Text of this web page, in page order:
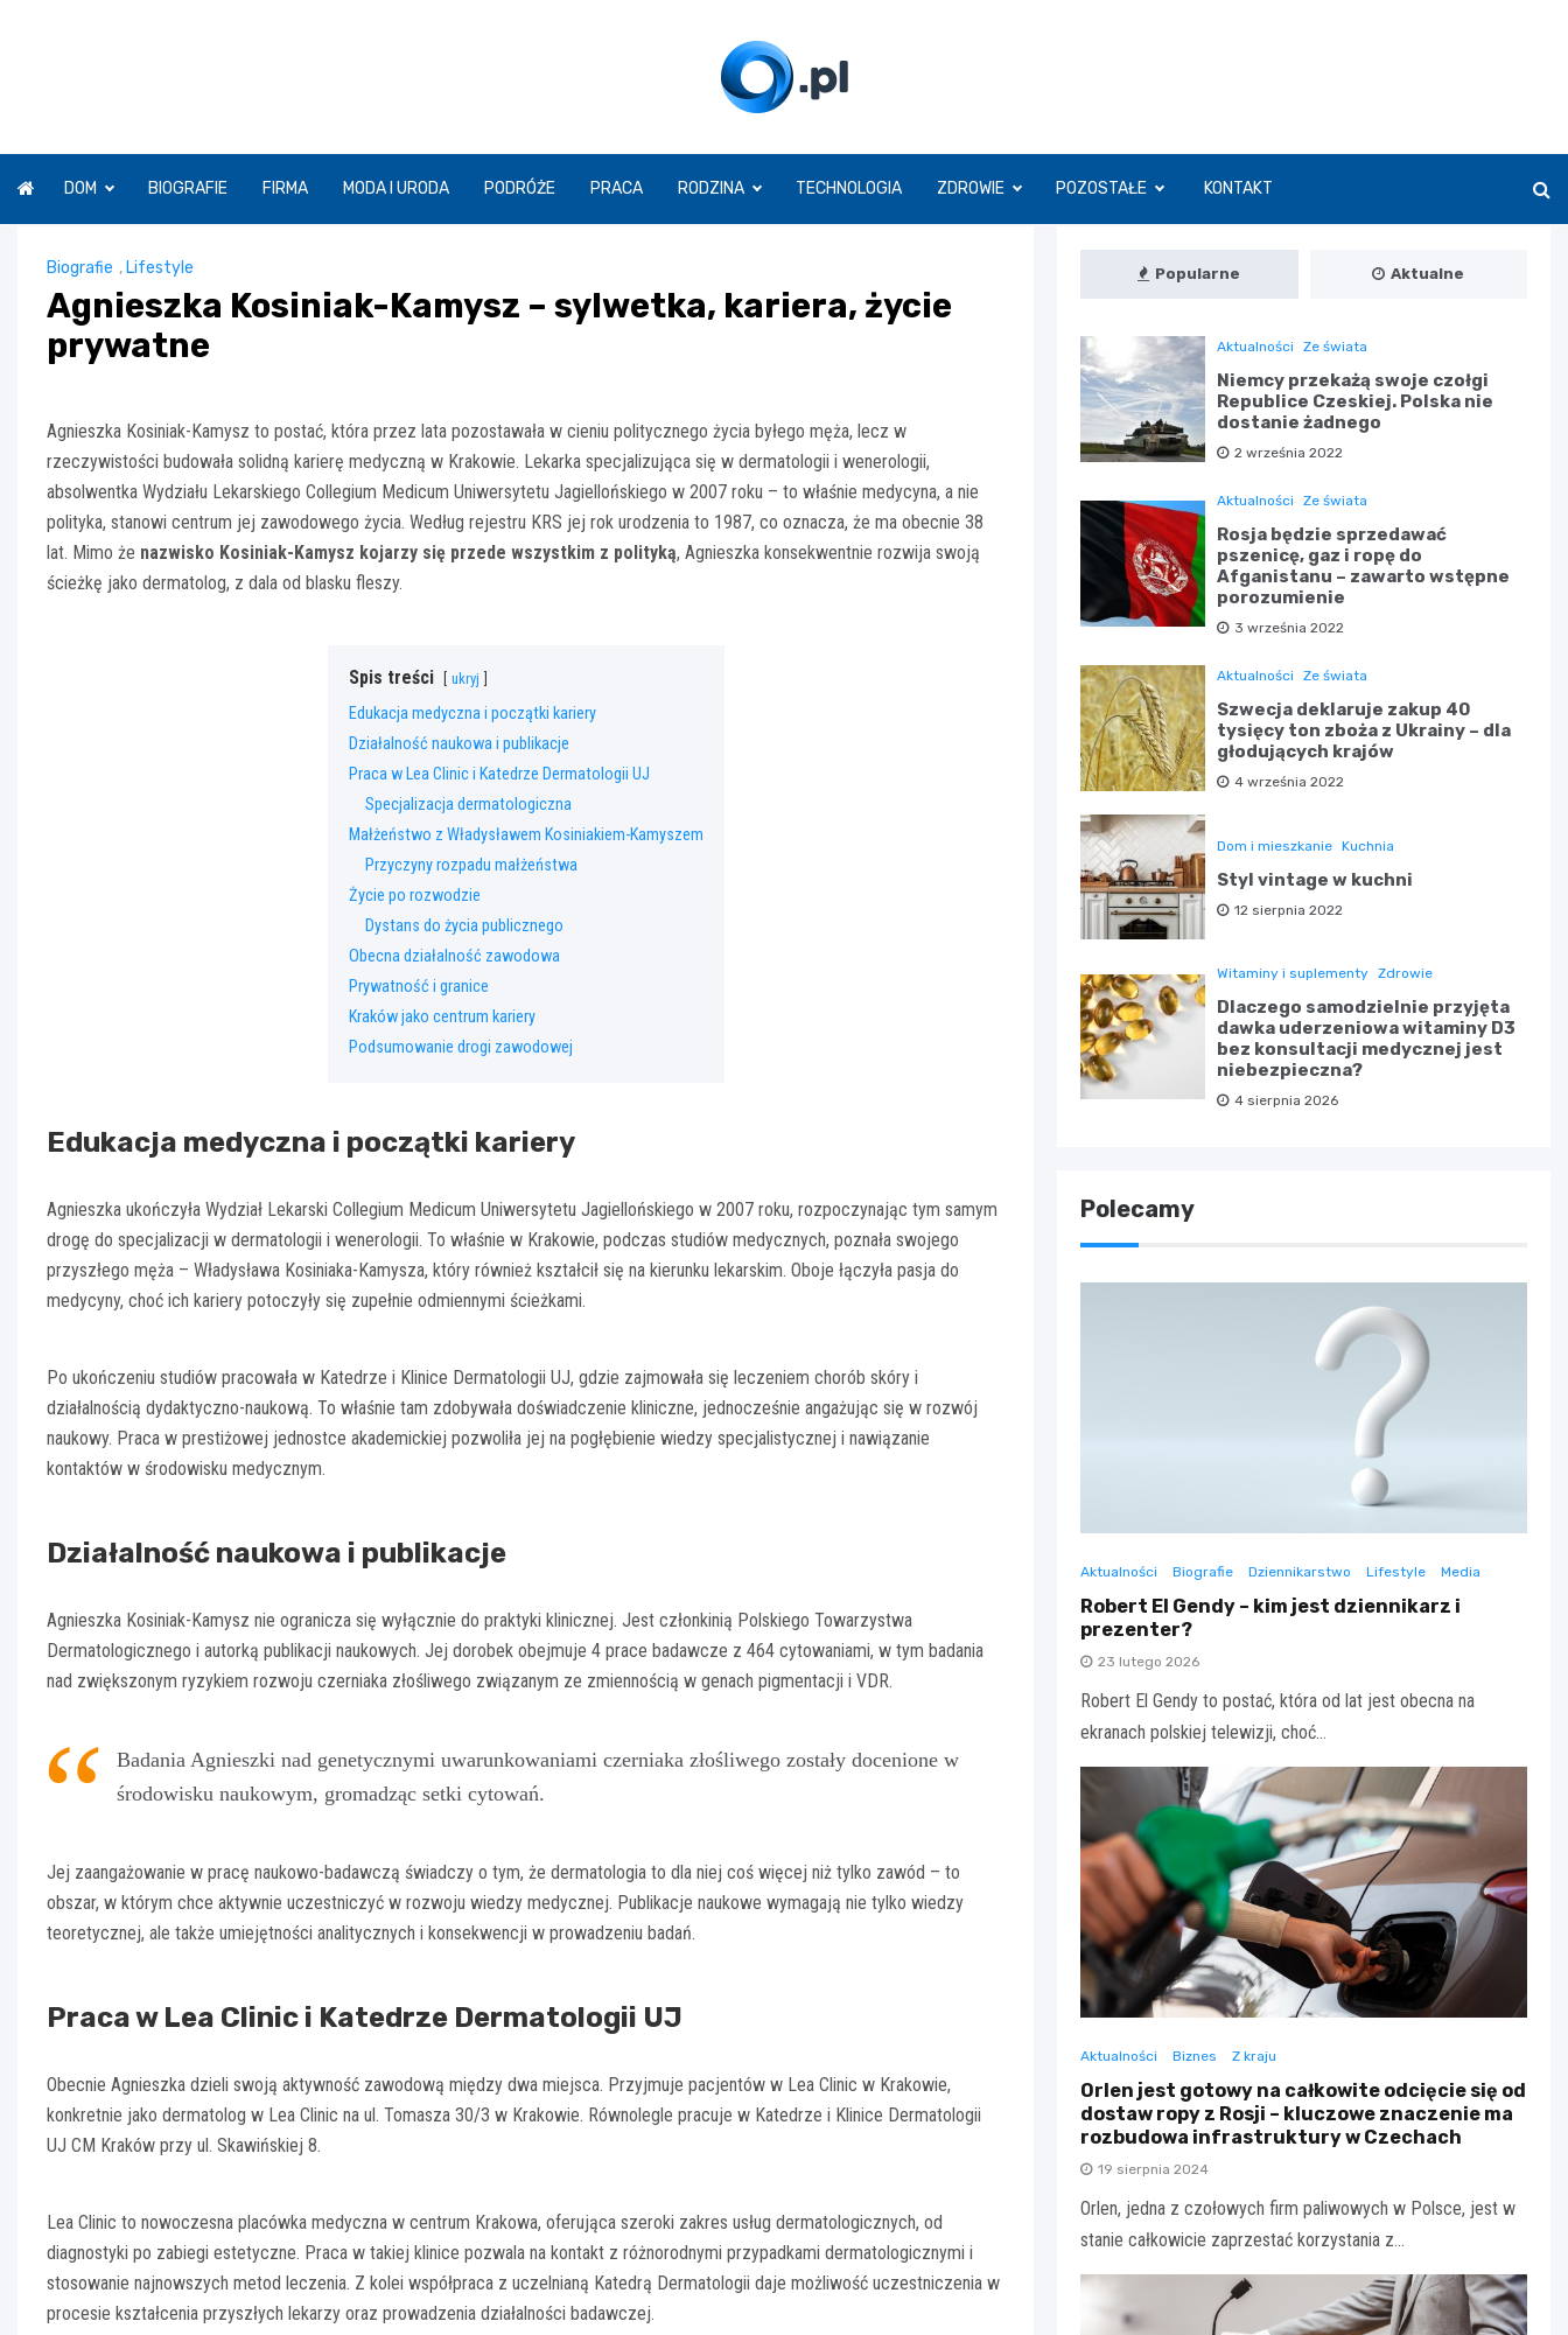
O.pl
DOM BIOGRAFIE FIRMA MODA I URODA PODRÓŻE PRACA RODZINA TECHNOLOGIA ZDROWIE POZOSTAŁE KONTAKT
Biografie , Lifestyle
Agnieszka Kosiniak-Kamysz – sylwetka, kariera, życie
prywatne
Agnieszka Kosiniak-Kamysz to postać, która przez lata pozostawała w cieniu politycznego życia byłego męża, lecz w
rzeczywistości budowała solidną karierę medyczną w Krakowie. Lekarka specjalizująca się w dermatologii i wenerologii,
absolwentka Wydziału Lekarskiego Collegium Medicum Uniwersytetu Jagiellońskiego w 2007 roku – to właśnie medycyna, a nie
polityka, stanowi centrum jej zawodowego życia. Według rejestru KRS jej rok urodzenia to 1987, co oznacza, że ma obecnie 38
lat. Mimo że nazwisko Kosiniak-Kamysz kojarzy się przede wszystkim z polityką, Agnieszka konsekwentnie rozwija swoją
ścieżkę jako dermatolog, z dala od blasku fleszy.
Spis treści ukryj
Edukacja medyczna i początki kariery
Działalność naukowa i publikacje
Praca w Lea Clinic i Katedrze Dermatologii UJ
Specjalizacja dermatologiczna
Małżeństwo z Władysławem Kosiniakiem-Kamyszem
Przyczyny rozpadu małżeństwa
Życie po rozwodzie
Dystans do życia publicznego
Obecna działalność zawodowa
Prywatność i granice
Kraków jako centrum kariery
Podsumowanie drogi zawodowej
Edukacja medyczna i początki kariery
Agnieszka ukończyła Wydział Lekarski Collegium Medicum Uniwersytetu Jagiellońskiego w 2007 roku, rozpoczynając tym samym
drogę do specjalizacji w dermatologii i wenerologii. To właśnie w Krakowie, podczas studiów medycznych, poznała swojego
przyszłego męża – Władysława Kosiniaka-Kamysza, który również kształcił się na kierunku lekarskim. Oboje łączyła pasja do
medycyny, choć ich kariery potoczyły się zupełnie odmiennymi ścieżkami.
Po ukończeniu studiów pracowała w Katedrze i Klinice Dermatologii UJ, gdzie zajmowała się leczeniem chorób skóry i
działalnością dydaktyczno-naukową. To właśnie tam zdobywała doświadczenie kliniczne, jednocześnie angażując się w rozwój
naukowy. Praca w prestiżowej jednostce akademickiej pozwoliła jej na pogłębienie wiedzy specjalistycznej i nawiązanie
kontaktów w środowisku medycznym.
Działalność naukowa i publikacje
Agnieszka Kosiniak-Kamysz nie ogranicza się wyłącznie do praktyki klinicznej. Jest członkinią Polskiego Towarzystwa
Dermatologicznego i autorką publikacji naukowych. Jej dorobek obejmuje 4 prace badawcze z 464 cytowaniami, w tym badania
nad zwiększonym ryzykiem rozwoju czerniaka złośliwego związanym ze zmiennością w genach pigmentacji i VDR.
Badania Agnieszki nad genetycznymi uwarunkowaniami czerniaka złośliwego zostały docenione w
środowisku naukowym, gromadząc setki cytowań.
Jej zaangażowanie w pracę naukowo-badawczą świadczy o tym, że dermatologia to dla niej coś więcej niż tylko zawód – to
obszar, w którym chce aktywnie uczestniczyć w rozwoju wiedzy medycznej. Publikacje naukowe wymagają nie tylko wiedzy
teoretycznej, ale także umiejętności analitycznych i konsekwencji w prowadzeniu badań.
Praca w Lea Clinic i Katedrze Dermatologii UJ
Obecnie Agnieszka dzieli swoją aktywność zawodową między dwa miejsca. Przyjmuje pacjentów w Lea Clinic w Krakowie,
konkretnie jako dermatolog w Lea Clinic na ul. Tomasza 30/3 w Krakowie. Równolegle pracuje w Katedrze i Klinice Dermatologii
UJ CM Kraków przy ul. Skawińskiej 8.
Lea Clinic to nowoczesna placówka medyczna w centrum Krakowa, oferująca szeroki zakres usług dermatologicznych, od
diagnostyki po zabiegi estetyczne. Praca w takiej klinice pozwala na kontakt z różnorodnymi przypadkami dermatologicznymi i
stosowanie najnowszych metod leczenia. Z kolei współpraca z uczelnianą Katedrą Dermatologii daje możliwość uczestniczenia w
procesie kształcenia przyszłych lekarzy oraz prowadzenia działalności badawczej.
Popularne Aktualne
Aktualności Ze świata
Niemcy przekażą swoje czołgi
Republice Czeskiej. Polska nie
dostanie żadnego
2 września 2022
Aktualności Ze świata
Rosja będzie sprzedawać
pszenicę, gaz i ropę do
Afganistanu – zawarto wstępne
porozumienie
3 września 2022
Aktualności Ze świata
Szwecja deklaruje zakup 40
tysięcy ton zboża z Ukrainy – dla
głodujących krajów
4 września 2022
Dom i mieszkanie Kuchnia
Styl vintage w kuchni
12 sierpnia 2022
Witaminy i suplementy Zdrowie
Dlaczego samodzielnie przyjęta
dawka uderzeniowa witaminy D3
bez konsultacji medycznej jest
niebezpieczna?
4 sierpnia 2026
Polecamy
Aktualności Biografie Dziennikarstwo Lifestyle Media
Robert El Gendy – kim jest dziennikarz i
prezenter?
23 lutego 2026
Robert El Gendy to postać, która od lat jest obecna na
ekranach polskiej telewizji, choć…
Aktualności Biznes Z kraju
Orlen jest gotowy na całkowite odcięcie się od
dostaw ropy z Rosji – kluczowe znaczenie ma
rozbudowa infrastruktury w Czechach
19 sierpnia 2024
Orlen, jedna z czołowych firm paliwowych w Polsce, jest w
stanie całkowicie zaprzestać korzystania z…